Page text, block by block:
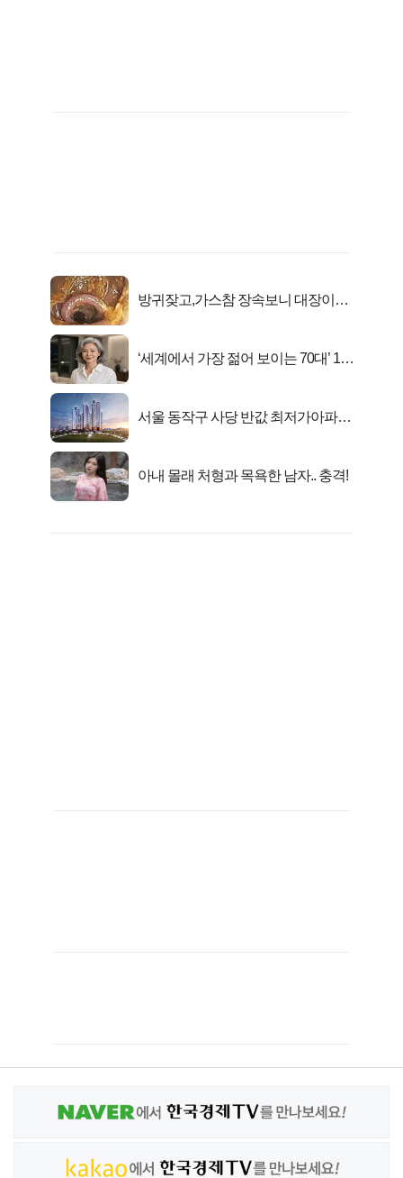
방귀잦고,가스참 장속보니 대장이아
‘세계에서 가장 젊어 보이는 70대’ 1위
서울 동작구 사당 반값 최저가아파트
아내 몰래 처형과 목욕한 남자.. 충격!